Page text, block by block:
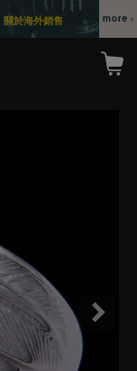
關於海外銷售